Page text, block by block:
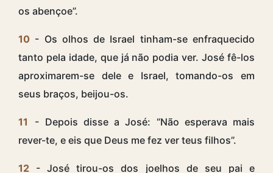
os abençoe”.
10 - Os olhos de Israel tinham-se enfraquecido
tanto pela idade, que já não podia ver. José fê-los
aproximarem-se dele e Israel, tomando-os em
seus braços, beijou-os.
11
- Depois disse a José: “Não esperava mais
rever-te, e eis que Deus me fez ver teus filhos”.
12 - José tirou-os dos joelhos de seu pai e